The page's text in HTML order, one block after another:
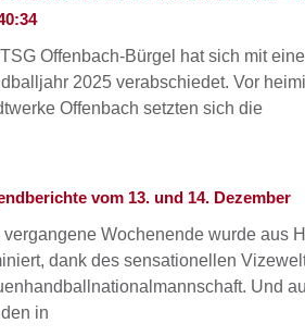
Offenbach-Bürgel hat sich mit
2025 verabschiedet. Vor
Offenbach setzten sich die
vom 13. und 14. Dezember
vergangene Wochenende wurde aus
dank des sensationellen
Und
in